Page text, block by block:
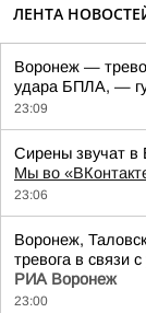
ЛЕНТА
Воронеж —
удара БПЛА, —
23:09
Сирены звучат в
Мы во
23:06
Воронеж,
тревога в связи
РИА Воронеж
23:00